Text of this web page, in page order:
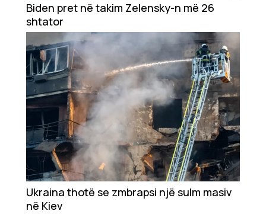
Biden pret në takim Zelensky-n më 26
shtator
Ukraina thotë se zmbrapsi një sulm masiv
në Kiev